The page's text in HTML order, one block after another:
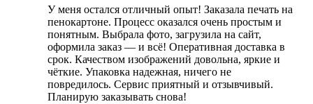
У меня остался отличный опыт! Заказала печать на
пенокартоне. Процесс оказался очень простым и
понятным. Выбрала фото, загрузила на сайт,
оформила заказ — и всё! Оперативная доставка в
срок. Качеством изображений довольна, яркие и
чёткие. Упаковка надежная, ничего не
повредилось. Сервис приятный и отзывчивый.
Планирую заказывать снова!